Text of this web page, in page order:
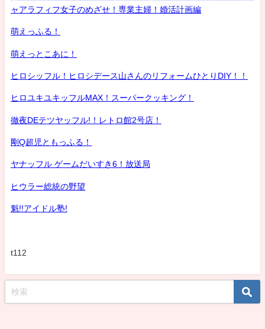
ャアラフィフ女子のめざせ！専業主婦！婚活計画編
萌えっふる！
萌えっとこあに！
ヒロシッフル！ヒロシデース山さんのリフォームひとりDIY！！
ヒロユキユキッフルMAX！スーパークッキング！
徹夜DEテツヤッフル!！レトロ館2号店！
剛Q超児ともっふる！
ヤナッフル ゲームだいすき6！放送局
ヒウラー総統の野望
魁!!アイドル塾!
t112